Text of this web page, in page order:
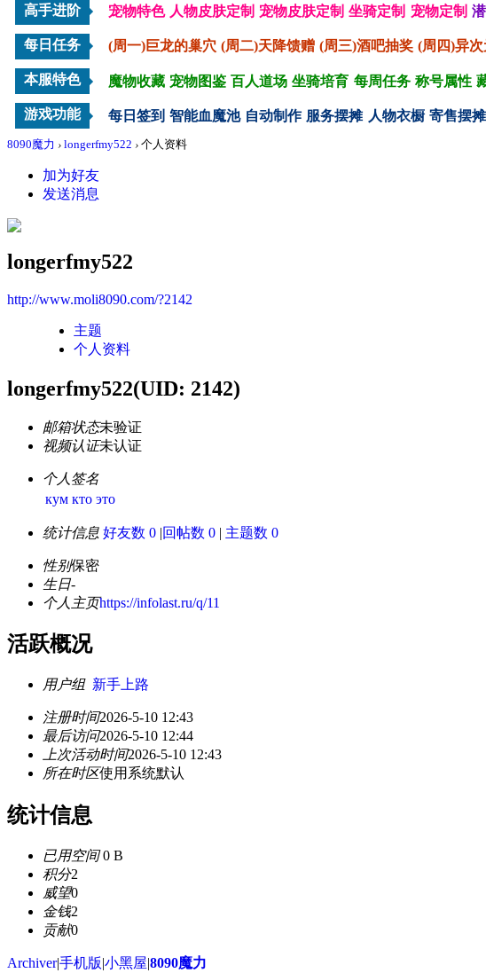
高手进阶 宠物特色 人物皮肤定制 宠物皮肤定制 坐骑定制 宠物定制
每日任务 (周一)巨龙的巢穴 (周二)天降馈赠 (周三)酒吧抽奖 (周四)异
本服特色 魔物收藏 宠物图鉴 百人道场 坐骑培育 每周任务 称号属性
游戏功能 每日签到 智能血魔池 自动制作 服务摆摊 人物衣橱 寄售摆摊
8090魔力 › longerfmy522 › 个人资料
加为好友
发送消息
longerfmy522
http://www.moli8090.com/?2142
主题
个人资料
longerfmy522(UID: 2142)
邮箱状态未验证
视频认证未认证
个人签名
кум кто это
统计信息 好友数 0 |回帖数 0 | 主题数 0
性别保密
生日-
个人主页https://infolast.ru/q/11
活跃概况
用户组 新手上路
注册时间2026-5-10 12:43
最后访问2026-5-10 12:44
上次活动时间2026-5-10 12:43
所在时区使用系统默认
统计信息
已用空间0 B
积分2
威望0
金钱2
贡献0
Archiver|手机版|小黑屋|8090魔力